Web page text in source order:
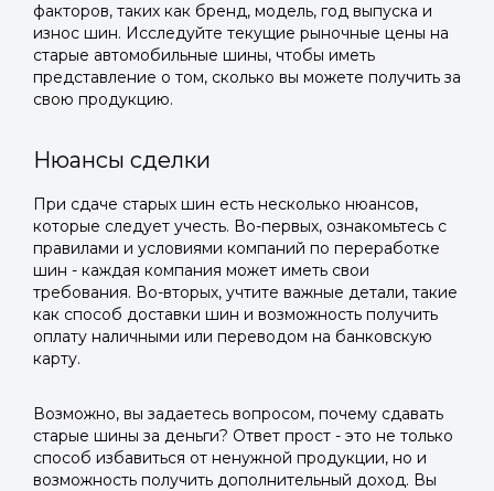
факторов, таких как бренд, модель, год выпуска и
износ шин. Исследуйте текущие рыночные цены на
старые автомобильные шины, чтобы иметь
представление о том, сколько вы можете получить за
свою продукцию.
Нюансы сделки
При сдаче старых шин есть несколько нюансов,
которые следует учесть. Во-первых, ознакомьтесь с
правилами и условиями компаний по переработке
шин - каждая компания может иметь свои
требования. Во-вторых, учтите важные детали, такие
как способ доставки шин и возможность получить
оплату наличными или переводом на банковскую
карту.
Возможно, вы задаетесь вопросом, почему сдавать
старые шины за деньги? Ответ прост - это не только
способ избавиться от ненужной продукции, но и
возможность получить дополнительный доход. Вы